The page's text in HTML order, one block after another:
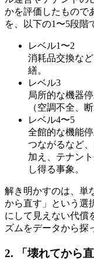
かを評価したもので
を、以下の1〜5段階
レベル1〜2
消耗品交換な
繕。
レベル3
局所的な機器
（空調不全、
レベル4〜5
全館的な機能
つながるなど
加え、テナン
し得る事象。
解き明かすのは、単
から直す」という選
にして見えない代償
ズムをデータから探
2. 「壊れてから